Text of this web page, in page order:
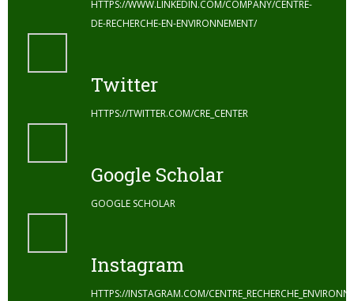
HTTPS://WWW.LINKEDIN.COM/COMPANY/CENTRE-
DE-RECHERCHE-EN-ENVIRONNEMENT/
Twitter
HTTPS://TWITTER.COM/CRE_CENTER
Google Scholar
GOOGLE SCHOLAR
Instagram
HTTPS://INSTAGRAM.COM/